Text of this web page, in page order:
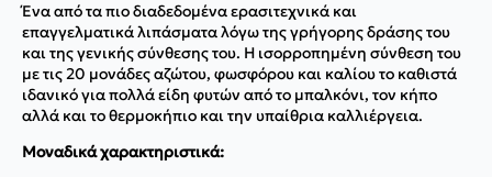
Ένα από τα πιο διαδεδομένα ερασιτεχνικά και
επαγγελματικά λιπάσματα λόγω της γρήγορης δράσης του
και της γενικής σύνθεσης του. Η ισορροπημένη σύνθεση του
με τις 20 μονάδες αζώτου, φωσφόρου και καλίου το καθιστά
ιδανικό για πολλά είδη φυτών από το μπαλκόνι, τον κήπο
αλλά και το θερμοκήπιο και την υπαίθρια καλλιέργεια.
Μοναδικά χαρακτηριστικά: